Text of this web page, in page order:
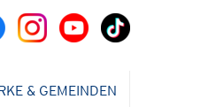
& GEMEINDEN